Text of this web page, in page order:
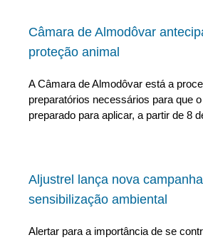
Câmara de Almodôvar
proteção animal
A Câmara de Almodôvar está a
preparatórios necessários para que
preparado para aplicar, a partir de 8
Aljustrel lança nova
sensibilização ambiental
Alertar para a importância de se